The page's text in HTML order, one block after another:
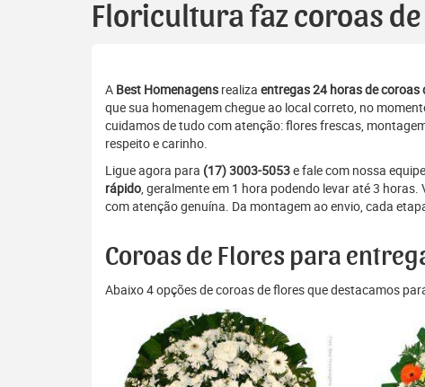
Floricultura faz coroas
A Best Homenagens realiza entregas 24 horas de coroas
que sua homenagem chegue ao local correto, no
cuidamos de tudo com atenção: flores frescas,
respeito e carinho.
Ligue agora para (17) 3003-5053e fale com nossa equipe
rápido, geralmente em 1 hora podendo levar até 3
com atenção genuína. Da montagem ao envio, cada
Coroas de Flores para
Abaixo 4 opções de coroas de flores que destacamos